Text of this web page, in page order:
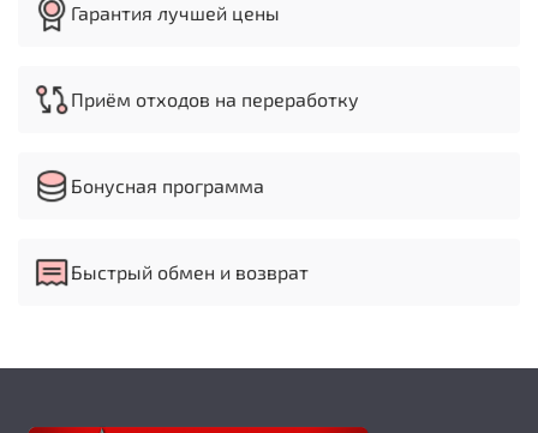
Гарантия лучшей цены
Приём отходов на переработку
Бонусная программа
Быстрый обмен и возврат